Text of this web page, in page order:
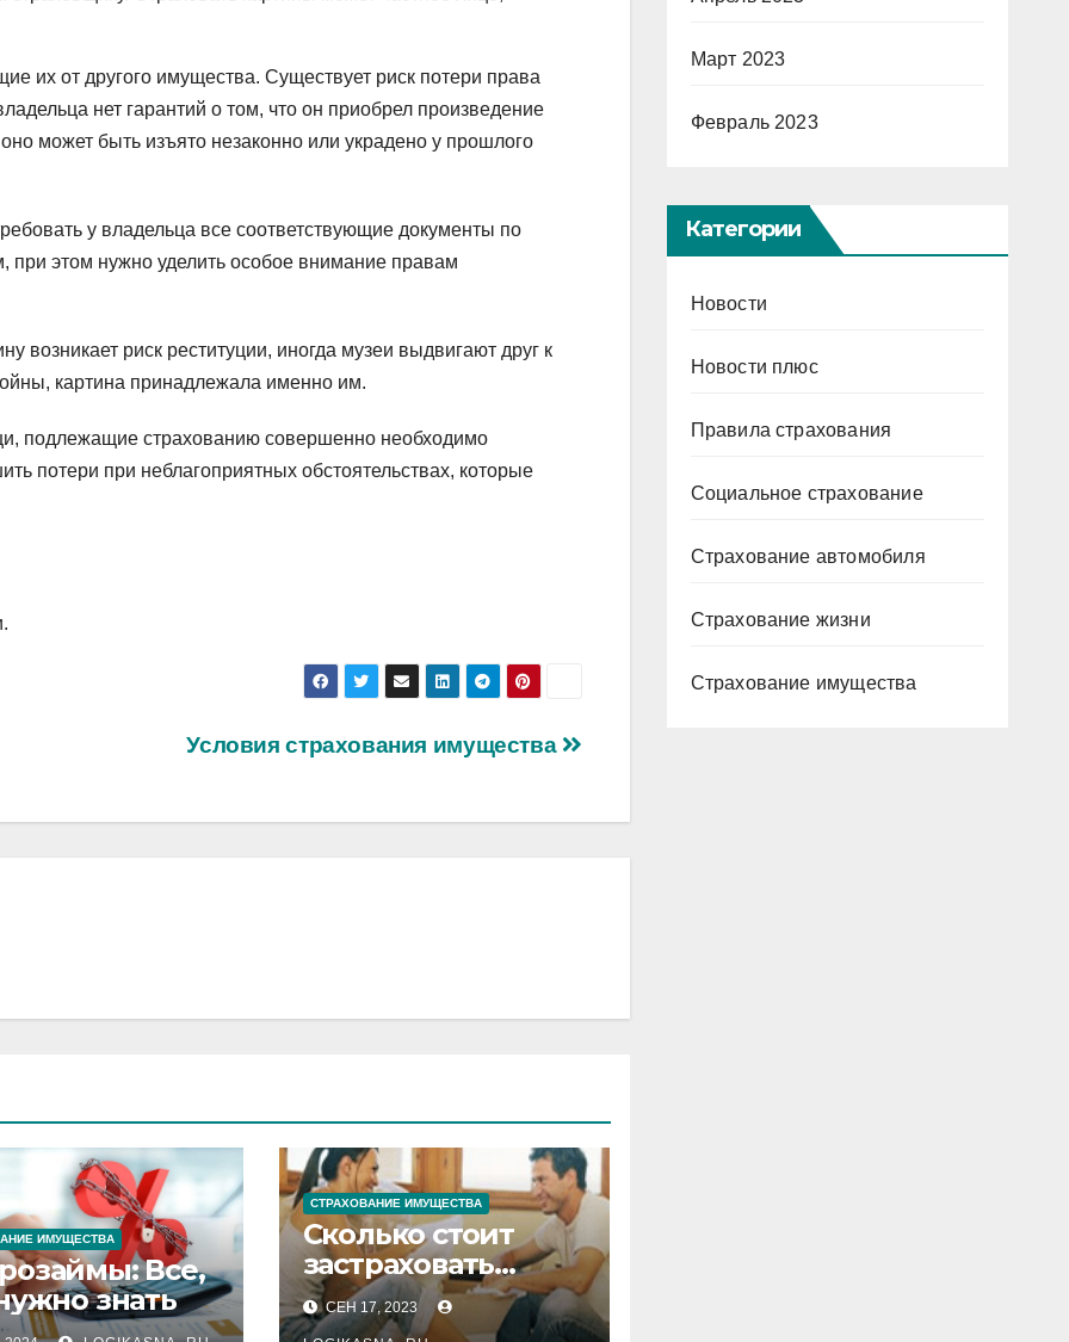
их от другого имущества. Существует риск потери права
нет гарантий о том, что он приобрел произведение
может быть изъято незаконно или украдено у прошлого
у владельца все соответствующие документы по
этом нужно уделить особое внимание правам
возникает риск реституции, иногда музеи выдвигают друг к
картина принадлежала именно им.
подлежащие страхованию совершенно необходимо
потери при неблагоприятных обстоятельствах, которые
Условия страхования имущества
ИМУЩЕСТВА
Все,
знать
СТРАХОВАНИЕ ИМУЩЕСТВА
Сколько стоит
застраховать
квартиру?
СЕН 17, 2023
Март 2023
Февраль 2023
Категории
Новости
Новости плюс
Правила страхования
Социальное страхование
Страхование автомобиля
Страхование жизни
Страхование имущества